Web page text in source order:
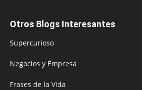
Otros Blogs Interesantes
Supercurioso
Negocios y Empresa
Frases de la Vida